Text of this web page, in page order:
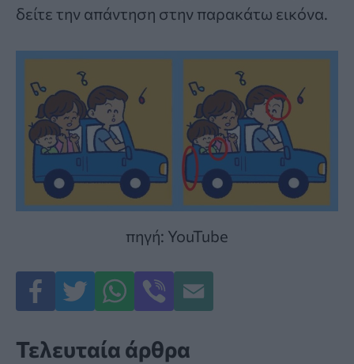
δείτε την απάντηση στην παρακάτω εικόνα.
πηγή: YouTube
Τελευταία άρθρα